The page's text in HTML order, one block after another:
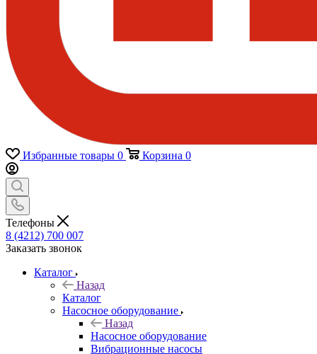
Избранные товары 0 Корзина 0
Телефоны
8 (4212) 700 007
Заказать звонок
Каталог
Назад
Каталог
Насосное оборудование
Назад
Насосное оборудование
Вибрационные насосы